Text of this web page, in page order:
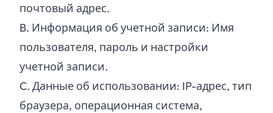
почтовый адрес.
B. Информация об учетной записи: Имя
пользователя, пароль и настройки
учетной записи.
C. Данные об использовании: IP-адрес, тип
браузера, операционная система,